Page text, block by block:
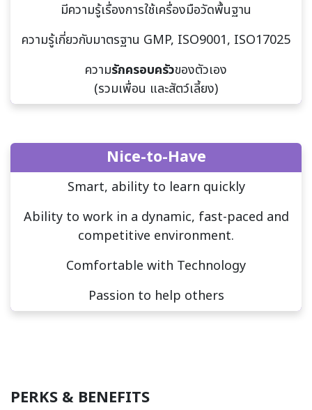
มีความรู้เรื่องการใช้เครื่องมือวัดพื้นฐาน
ความรู้เกี่ยวกับมาตรฐาน GMP, ISO9001, ISO17025
ความรักครอบครัวของตัวเอง
(รวมเพื่อน และสัตว์เลี้ยง)
Nice-to-Have
Smart, ability to learn quickly
Ability to work in a dynamic, fast-paced and
competitive environment.
Comfortable with Technology
Passion to help others
PERKS & BENEFITS